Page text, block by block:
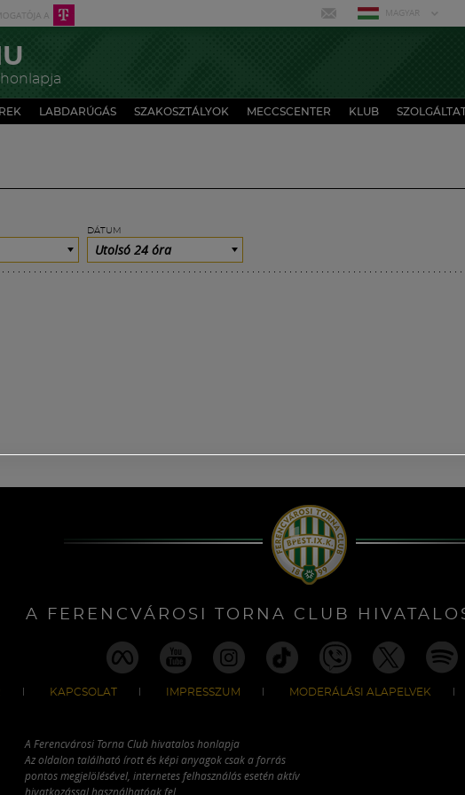
MAGYAR
honlapja
LABDARÚGÁS SZAKOSZTÁLYOK MECCSCENTER KLUB
DÁTUM
Utolsó 24 óra
A FERENCVÁROSI TORNA CLUB
KAPCSOLAT IMPRESSZUM MODERÁLÁSI ALAPELVEK
A Ferencvárosi Torna Club hivatalos honlapja
Az oldalon található írott és képi anyagok csak a forrás
pontos megjelölésével, internetes felhasználás esetén aktív
hivatkozással használhatóak fel.